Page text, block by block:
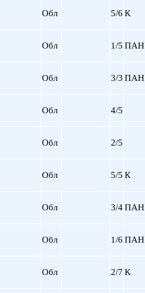
Обл 5/6 К
Обл 1/5 ПАН
Обл 3/3 ПАН
Обл 4/5
Обл 2/5
Обл 5/5 К
Обл 3/4ПАН
Обл 1/6 ПАН
Обл 2/7 К